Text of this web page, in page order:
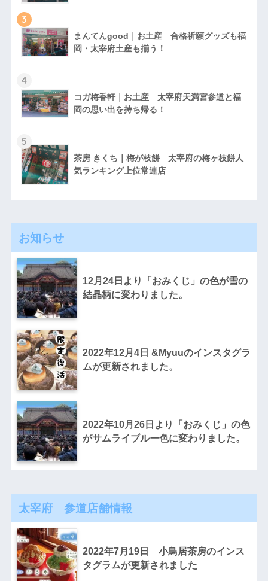
3
まんてんgood｜お土産 合格祈願グッズも福
岡・太宰府土産も揃う！
4
コガ梅香軒｜お土産 太宰府天満宮参道と福
岡の思い出を持ち帰る！
5
茶房 きくち｜梅が枝餅 太宰府の梅ヶ枝餅人
気ランキング上位常連店
お知らせ
12月24日より「おみくじ」の色が雪の
結晶柄に変わりました。
2022年12月4日 &Myuuのインスタグラ
ムが更新されました。
2022年10月26日より「おみくじ」の色
がサムライブルー色に変わりました。
太宰府 参道店舗情報
2022年7月19日 小鳥居茶房のインス
タグラムが更新されました